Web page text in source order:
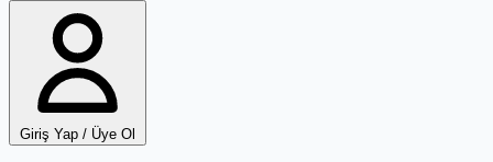
Giriş Yap / Üye Ol